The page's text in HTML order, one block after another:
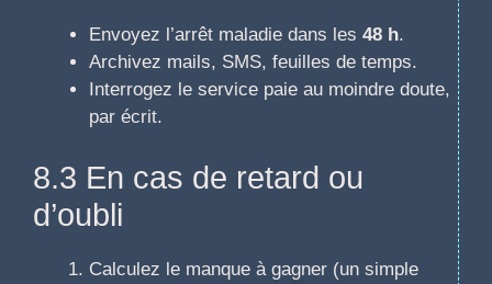
Envoyez l’arrêt maladie dans les 48 h.
Archivez mails, SMS, feuilles de temps.
Interrogez le service paie au moindre doute,
par écrit.
8.3 En cas de retard ou
d’oubli
Calculez le manque à gagner (un simple